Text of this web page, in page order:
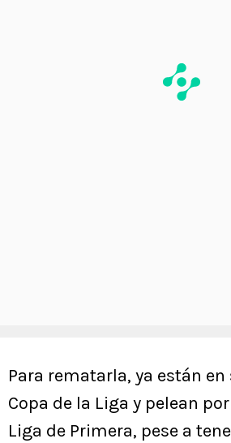
Para rematarla, ya están
Copa de la Liga y pelean
Liga de Primera, pese a